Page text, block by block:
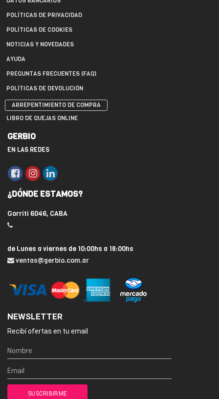
POLÍTICAS DE PRIVACIDAD
POLÍTICAS DE COOKIES
NOTICIAS Y NOVEDADES
AYUDA
PREGUNTAS FRECUENTES (FAQ)
POLÍTICAS DE DEVOLUCIÓN
ARREPENTIMIENTO DE COMPRA
LIBRO DE QUEJAS ONLINE
GERBIO
EN LAS REDES
¿DÓNDE ESTAMOS?
Gorriti 6046, CABA
de Lunes a viernes de 10:00hs a 18:00hs
ventas@gerbio.com.ar
NEWSLETTER
Recibí ofertas en tu email